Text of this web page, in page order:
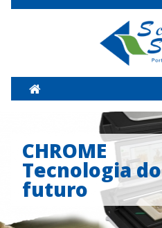
Home
CHROME
Tecnologia do
futuro